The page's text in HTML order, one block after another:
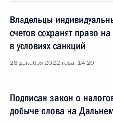
Владельцы
счетов сохранят право
в условиях санкций
28 декабря 2022 года, 14:20
Подписан закон о
добыче олова на